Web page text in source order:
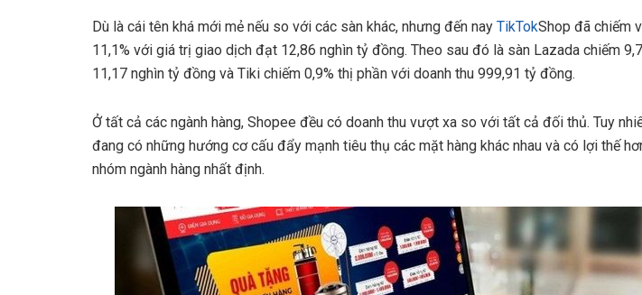
Dù là cái tên khá mới mẻ nếu so với các sàn khác, nhưng đến nay TikTokShop đã chiếm
11,1% với giá trị giao dịch đạt 12,86 nghìn tỷ đồng. Theo sau đó là sàn Lazada chiếm
11,17 nghìn tỷ đồng và Tiki chiếm 0,9% thị phần với doanh thu 999,91 tỷ đồng.
Ở tất cả các ngành hàng, Shopee đều có doanh thu vượt xa so với tất cả đối thủ. Tuy
đang có những hướng cơ cấu đẩy mạnh tiêu thụ các mặt hàng khác nhau và có lợi thế
nhóm ngành hàng nhất định.